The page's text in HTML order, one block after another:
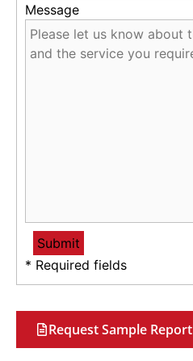
Message
* Required fields
Request Sample Report